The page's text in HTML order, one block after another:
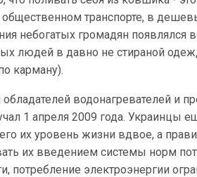
транспорте, в
небогатых громадян появлялся
людей в давно не стираной
карману).
водонагревателей и
1 апреля 2009 года. Украинцы
их уровень жизни вдвое, а
их введением системы норм
потребление электроэнергии